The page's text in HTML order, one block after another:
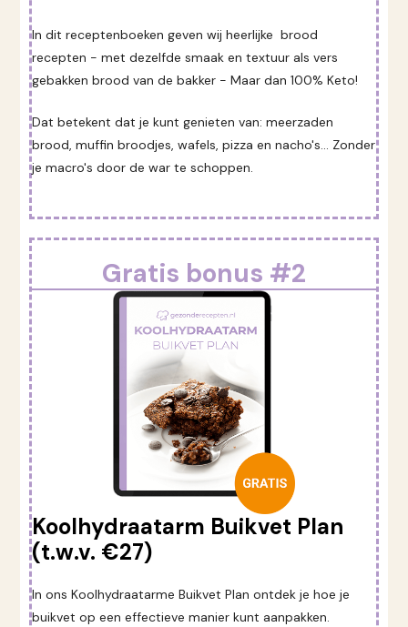
In dit receptenboeken geven wij heerlijke brood
recepten - met dezelfde smaak en textuur als vers
gebakken brood van de bakker - Maar dan 100% Keto!
Dat betekent dat je kunt genieten van: meerzaden
brood, muffin broodjes, wafels, pizza en nacho's... Zonder
je macro's door de war te schoppen.
Gratis bonus #2
Koolhydraatarm Buikvet Plan
(t.w.v. €27)
In ons Koolhydraatarme Buikvet Plan ontdek je hoe je
buikvet op een effectieve manier kunt aanpakken.